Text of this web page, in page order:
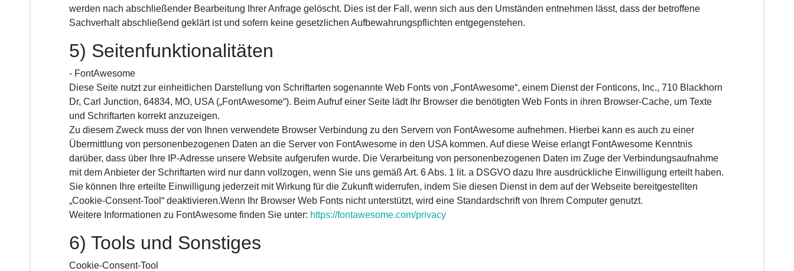
werden nach abschließender Bearbeitung Ihrer Anfrage gelöscht. Dies ist der Fall, wenn sich aus den Umständen entnehmen lässt, dass der betroffene
Sachverhalt abschließend geklärt ist und sofern keine gesetzlichen Aufbewahrungspflichten entgegenstehen.
5) Seitenfunktionalitäten
- FontAwesome
Diese Seite nutzt zur einheitlichen Darstellung von Schriftarten sogenannte Web Fonts von „FontAwesome“, einem Dienst der Fonticons, Inc., 710 Blackhorn
Dr, Carl Junction, 64834, MO, USA („FontAwesome“). Beim Aufruf einer Seite lädt Ihr Browser die benötigten Web Fonts in ihren Browser-Cache, um Texte
und Schriftarten korrekt anzuzeigen.
Zu diesem Zweck muss der von Ihnen verwendete Browser Verbindung zu den Servern von FontAwesome aufnehmen. Hierbei kann es auch zu einer
Übermittlung von personenbezogenen Daten an die Server von FontAwesome in den USA kommen. Auf diese Weise erlangt FontAwesome Kenntnis
darüber, dass über Ihre IP-Adresse unsere Website aufgerufen wurde. Die Verarbeitung von personenbezogenen Daten im Zuge der Verbindungsaufnahme
mit dem Anbieter der Schriftarten wird nur dann vollzogen, wenn Sie uns gemäß Art. 6 Abs. 1 lit. a DSGVO dazu Ihre ausdrückliche Einwilligung erteilt haben.
Sie können Ihre erteilte Einwilligung jederzeit mit Wirkung für die Zukunft widerrufen, indem Sie diesen Dienst in dem auf der Webseite bereitgestellten
„Cookie-Consent-Tool“ deaktivieren.Wenn Ihr Browser Web Fonts nicht unterstützt, wird eine Standardschrift von Ihrem Computer genutzt.
Weitere Informationen zu FontAwesome finden Sie unter: https://fontawesome.com/privacy
6) Tools und Sonstiges
Cookie-Consent-Tool